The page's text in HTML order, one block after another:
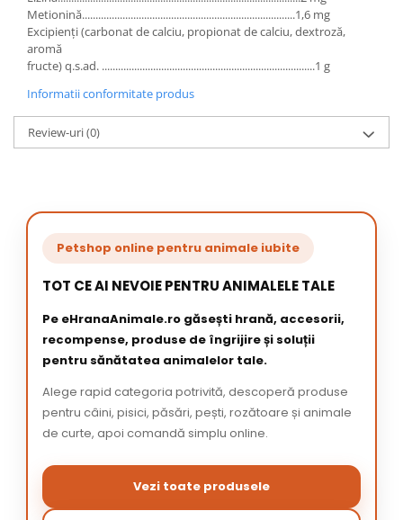
Metionină...............................................................................1,6 mg
Excipienţi (carbonat de calciu, propionat de calciu, dextroză,
aromă
fructe) q.s.ad. ...............................................................................1 g
Informatii conformitate produs
Review-uri(0)
Petshop online pentru animale iubite
TOT CE AI NEVOIE PENTRU ANIMALELE TALE
Pe eHranaAnimale.ro găsești hrană, accesorii,
recompense, produse de îngrijire și soluții
pentru sănătatea animalelor tale.
Alege rapid categoria potrivită, descoperă produse
pentru câini, pisici, păsări, pești, rozătoare și animale
de curte, apoi comandă simplu online.
Vezi toate produsele